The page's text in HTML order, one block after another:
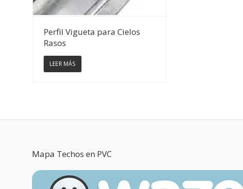
Ver Detalles
Perfil Vigueta para Cielos
Rasos
LEER MÁS
Mapa Techos en PVC